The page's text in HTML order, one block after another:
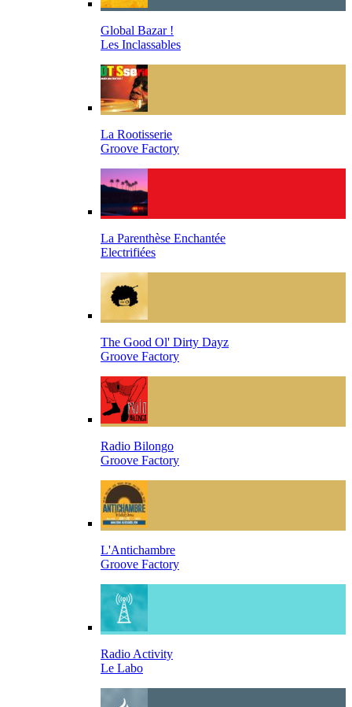
Global Bazar !
Les Inclassables
La Rootisserie
Groove Factory
La Parenthèse Enchantée
Electrifiées
The Good Ol' Dirty Dayz
Groove Factory
Radio Bilongo
Groove Factory
L'Antichambre
Groove Factory
Radio Activity
Le Labo